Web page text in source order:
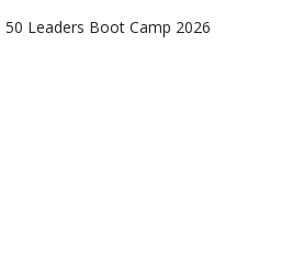
50 Leaders Boot Camp 2026